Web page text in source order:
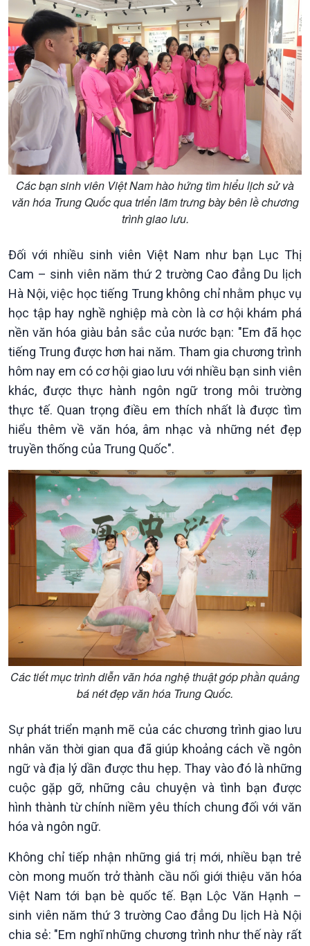
Xã hội
Tin Đời sống & Xã hội
360 độ Sức khỏe
Chuyển đổi Xanh
Tài nguyên và Môi trường
Chuyên gia của bạn
Xã hội chuyển động
Bước chân đến trường
Khoa học & Công nghệ
Tin Khoa học & Công nghệ
Kết nối công nghệ
Sống chung với biến đổi
khí hậu
Văn hoá & Du lịch
Tin Văn hoá & Du lịch
Câu chuyện Thể thao
Multimedia
Infographic
E-Magazine
Các bạn sinh viên Việt Nam hào hứng tìm hiểu lịch sử và
văn hóa Trung Quốc qua triển lãm trưng bày bên lề chương
trình giao lưu.
Đối với nhiều sinh viên Việt Nam như bạn Lục Thị
Cam – sinh viên năm thứ 2 trường Cao đẳng Du lịch
Hà Nội, việc học tiếng Trung không chỉ nhằm phục vụ
học tập hay nghề nghiệp mà còn là cơ hội khám phá
nền văn hóa giàu bản sắc của nước bạn: "Em đã học
tiếng Trung được hơn hai năm. Tham gia chương trình
hôm nay em có cơ hội giao lưu với nhiều bạn sinh viên
khác, được thực hành ngôn ngữ trong môi trường
thực tế. Quan trọng điều em thích nhất là được tìm
hiểu thêm về văn hóa, âm nhạc và những nét đẹp
truyền thống của Trung Quốc".
Các tiết mục trình diễn văn hóa nghệ thuật góp phần quảng
bá nét đẹp văn hóa Trung Quốc.
Sự phát triển mạnh mẽ của các chương trình giao lưu
nhân văn thời gian qua đã giúp khoảng cách về ngôn
ngữ và địa lý dần được thu hẹp. Thay vào đó là những
cuộc gặp gỡ, những câu chuyện và tình bạn được
hình thành từ chính niềm yêu thích chung đối với văn
hóa và ngôn ngữ.
Không chỉ tiếp nhận những giá trị mới, nhiều bạn trẻ
còn mong muốn trở thành cầu nối giới thiệu văn hóa
Việt Nam tới bạn bè quốc tế. Bạn Lộc Văn Hạnh –
sinh viên năm thứ 3 trường Cao đẳng Du lịch Hà Nội
chia sẻ: "Em nghĩ những chương trình như thế này rất